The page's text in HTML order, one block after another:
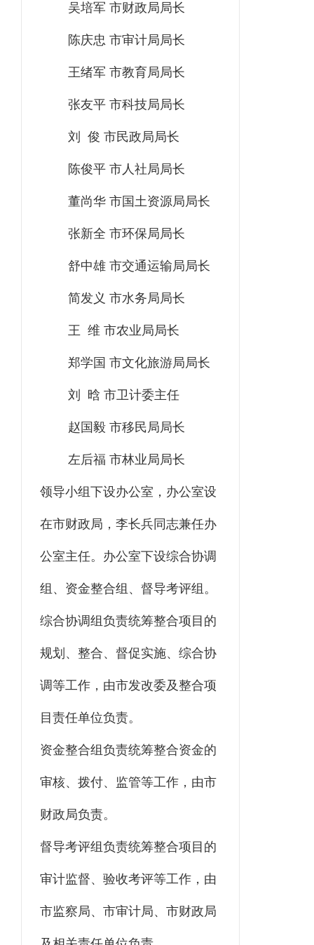
吴培军 市财政局局长
陈庆忠 市审计局局长
王绪军 市教育局局长
张友平 市科技局局长
刘 俊 市民政局局长
陈俊平 市人社局局长
董尚华 市国土资源局局长
张新全 市环保局局长
舒中雄 市交通运输局局长
简发义 市水务局局长
王 维 市农业局局长
郑学国 市文化旅游局局长
刘 晗 市卫计委主任
赵国毅 市移民局局长
左后福 市林业局局长
领导小组下设办公室，办公室设
在市财政局，李长兵同志兼任办
公室主任。办公室下设综合协调
组、资金整合组、督导考评组。
综合协调组负责统筹整合项目的
规划、整合、督促实施、综合协
调等工作，由市发改委及整合项
目责任单位负责。
资金整合组负责统筹整合资金的
审核、拨付、监管等工作，由市
财政局负责。
督导考评组负责统筹整合项目的
审计监督、验收考评等工作，由
市监察局、市审计局、市财政局